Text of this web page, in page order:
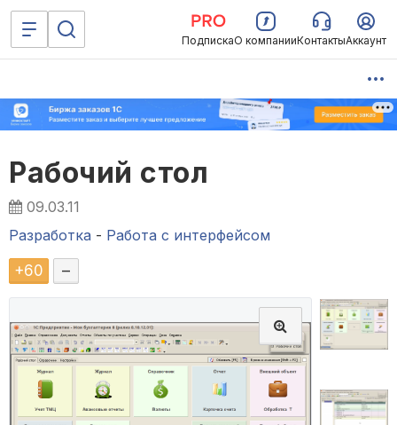
ПодпискаО компанииКонтактыАккаунт
Рабочий стол
09.03.11
Разработка - Работа с интерфейсом
+60 –